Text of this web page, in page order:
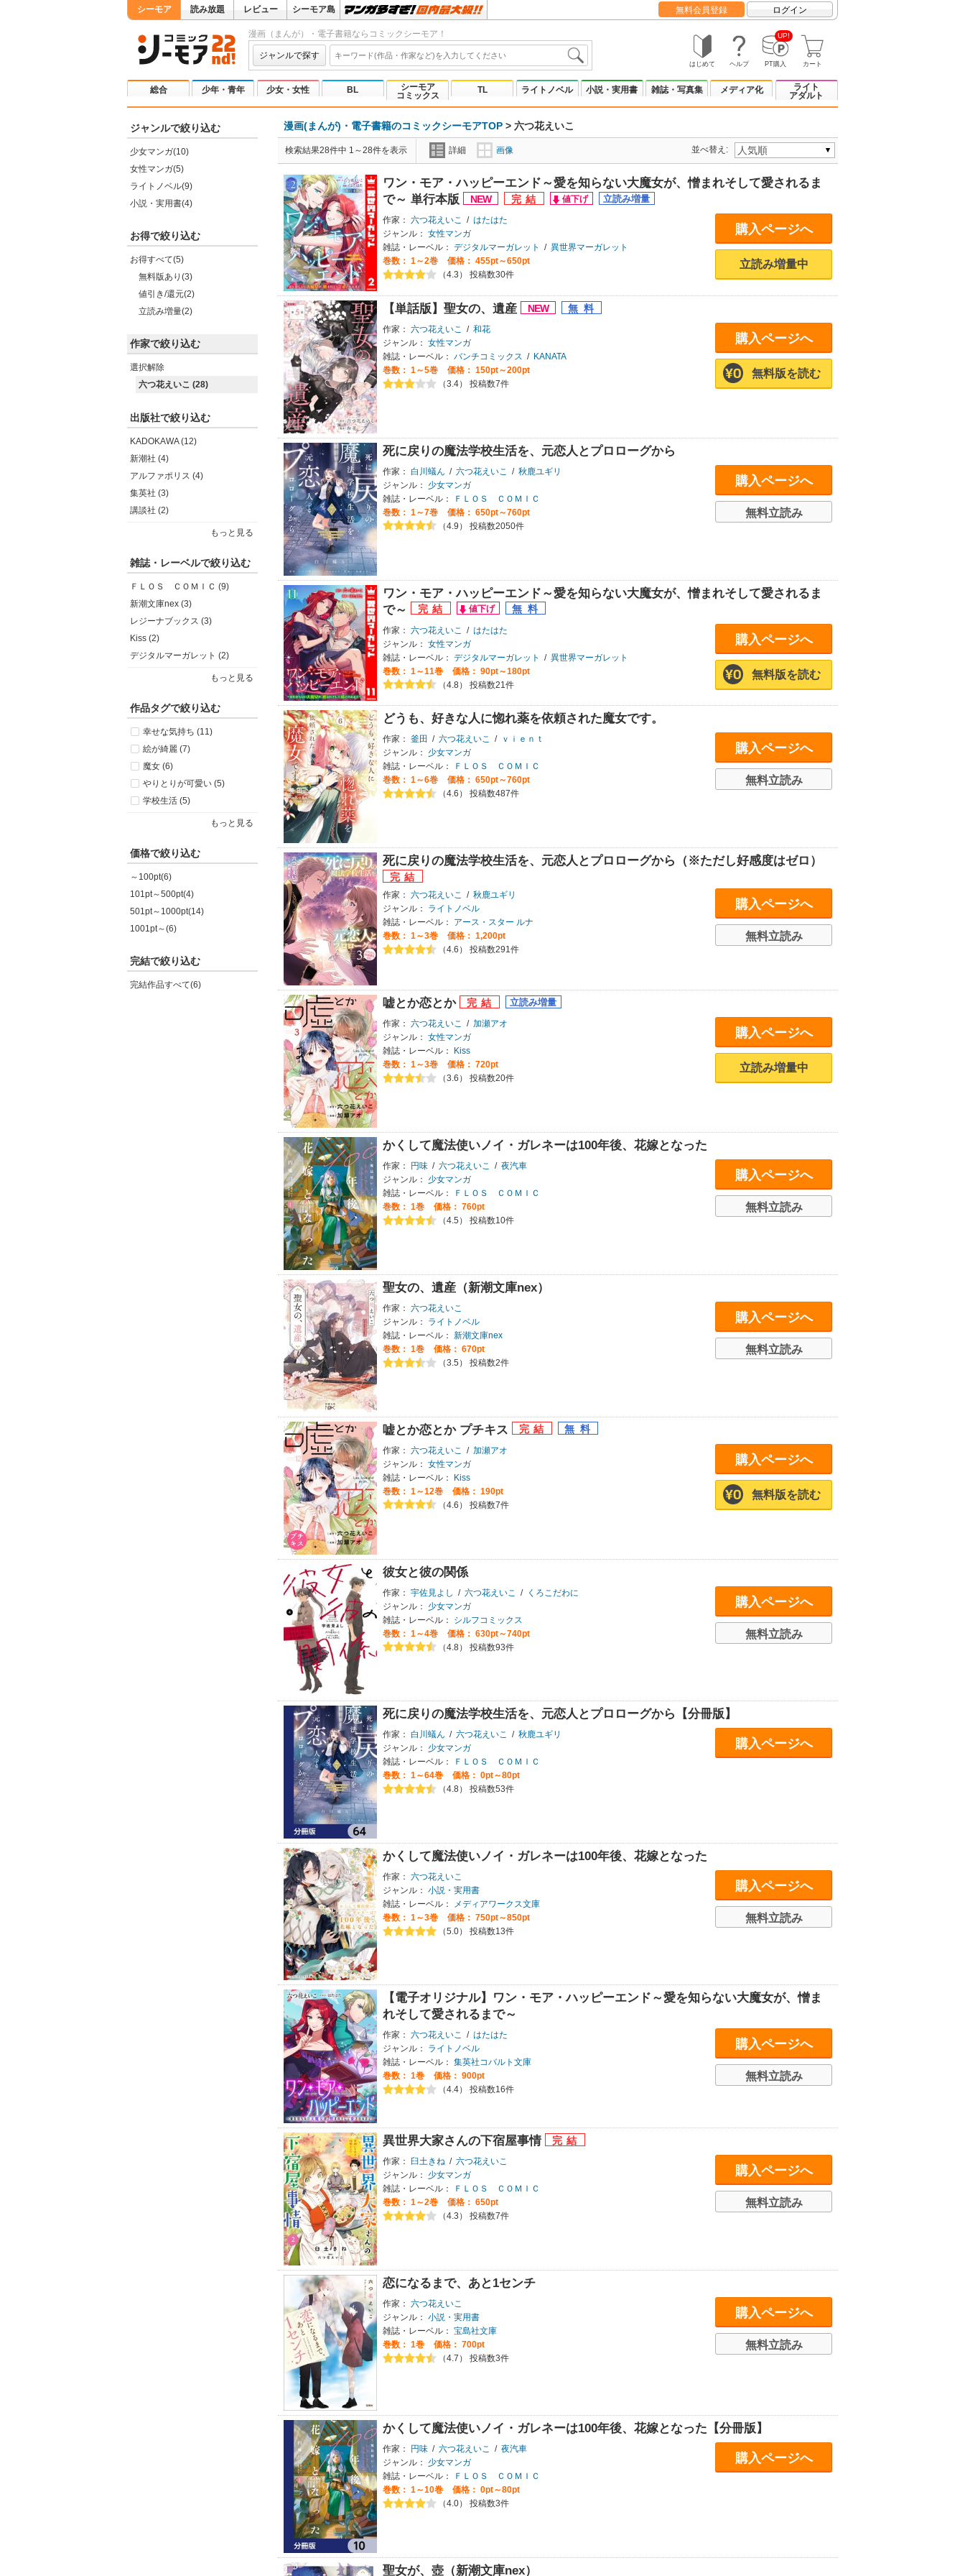
シーモア 読み放題 レビュー シーモア島 無料会員登録 ログイン
漫画（まんが）・電子書籍ならコミックシーモア！
ジャンルで探す
はじめて ヘルプ
UP!
PT購入 カート
総合 少年・青年 少女・女性 BL
シーモア
コミックス
TL ライトノベル 小説・実用書 雑誌・写真集 メディア化
ライト
アダルト
ジャンルで絞り込む
少女マンガ(10)
女性マンガ(5)
ライトノベル(9)
小説・実用書(4)
お得で絞り込む
お得すべて(5)
無料版あり(3)
値引き/還元(2)
立読み増量(2)
作家で絞り込む
選択解除
六つ花えいこ (28)
出版社で絞り込む
KADOKAWA (12)
新潮社 (4)
アルファポリス (4)
集英社 (3)
講談社 (2)
もっと見る
雑誌・レーベルで絞り込む
ＦＬＯＳ ＣＯＭＩＣ (9)
新潮文庫nex (3)
レジーナブックス (3)
Kiss (2)
デジタルマーガレット (2)
もっと見る
作品タグで絞り込む
幸せな気持ち (11)
絵が綺麗 (7)
魔女 (6)
やりとりが可愛い (5)
学校生活 (5)
もっと見る
価格で絞り込む
～100pt(6)
101pt～500pt(4)
501pt～1000pt(14)
1001pt～(6)
完結で絞り込む
完結作品すべて(6)
漫画(まんが)・電子書籍のコミックシーモアTOP > 六つ花えいこ
検索結果28件中 1～28件を表示 詳細 画像 並べ替え:
ワン・モア・ハッピーエンド～愛を知らない大魔女が、憎まれそして愛されるま
で～ 単行本版
作家： 六つ花えいこ / はたはた
ジャンル： 女性マンガ
雑誌・レーベル： デジタルマーガレット / 異世界マーガレット
巻数： 1～2巻
価格： 455pt～650pt
（4.3） 投稿数30件
購入ページへ
立読み増量中
【単話版】聖女の、遺産
作家： 六つ花えいこ / 和花
ジャンル： 女性マンガ
雑誌・レーベル： バンチコミックス / KANATA
巻数： 1～5巻
価格： 150pt～200pt
（3.4） 投稿数7件
購入ページへ
無料版を読む
死に戻りの魔法学校生活を、元恋人とプロローグから
作家： 白川蟻ん / 六つ花えいこ / 秋鹿ユギリ
ジャンル：
少女マンガ
雑誌・レーベル：
ＦＬＯＳ ＣＯＭＩＣ
巻数： 1～7巻
価格： 650pt～760pt
（4.9） 投稿数2050件
購入ページへ
無料立読み
ワン・モア・ハッピーエンド～愛を知らない大魔女が、憎まれそして愛されるま
で～
作家： 六つ花えいこ / はたはた
ジャンル： 女性マンガ
雑誌・レーベル： デジタルマーガレット / 異世界マーガレット
巻数： 1～11巻
価格： 90pt～180pt
（4.8） 投稿数21件
購入ページへ
無料版を読む
どうも、好きな人に惚れ薬を依頼された魔女です。
作家： 釜田 / 六つ花えいこ /
ｖｉｅｎｔ
ジャンル：
少女マンガ
雑誌・レーベル：
ＦＬＯＳ ＣＯＭＩＣ
巻数： 1～6巻
価格： 650pt～760pt
（4.6） 投稿数487件
購入ページへ
無料立読み
死に戻りの魔法学校生活を、元恋人とプロローグから（※ただし好感度はゼロ）
作家： 六つ花えいこ / 秋鹿ユギリ
ジャンル：
ライトノベル
雑誌・レーベル：
アース・スター ルナ
巻数： 1～3巻
価格： 1,200pt
（4.6） 投稿数291件
購入ページへ
無料立読み
嘘とか恋とか
作家： 六つ花えいこ / 加瀬アオ
ジャンル： 女性マンガ
雑誌・レーベル：
Kiss
巻数： 1～3巻
価格： 720pt
（3.6） 投稿数20件
購入ページへ
立読み増量中
かくして魔法使いノイ・ガレネーは100年後、花嫁となった
作家： 円味 / 六つ花えいこ / 夜汽車
ジャンル：
少女マンガ
雑誌・レーベル：
ＦＬＯＳ ＣＯＭＩＣ
巻数： 1巻
価格： 760pt
（4.5） 投稿数10件
購入ページへ
無料立読み
聖女の、遺産（新潮文庫nex）
作家： 六つ花えいこ
ジャンル：
ライトノベル
雑誌・レーベル： 新潮文庫nex
巻数： 1巻
価格： 670pt
（3.5） 投稿数2件
購入ページへ
無料立読み
嘘とか恋とか プチキス
作家： 六つ花えいこ / 加瀬アオ
ジャンル： 女性マンガ
雑誌・レーベル：
Kiss
巻数： 1～12巻
価格： 190pt
（4.6） 投稿数7件
購入ページへ
無料版を読む
彼女と彼の関係
作家： 宇佐見よし / 六つ花えいこ /
くろこだわに
ジャンル：
少女マンガ
雑誌・レーベル：
シルフコミックス
巻数： 1～4巻
価格： 630pt～740pt
（4.8） 投稿数93件
購入ページへ
無料立読み
死に戻りの魔法学校生活を、元恋人とプロローグから【分冊版】
作家： 白川蟻ん / 六つ花えいこ / 秋鹿ユギリ
ジャンル：
少女マンガ
雑誌・レーベル：
ＦＬＯＳ ＣＯＭＩＣ
巻数： 1～64巻
価格： 0pt～80pt
（4.8） 投稿数53件
購入ページへ
かくして魔法使いノイ・ガレネーは100年後、花嫁となった
作家： 六つ花えいこ
ジャンル： 小説・実用書
雑誌・レーベル：
メディアワークス文庫
巻数： 1～3巻
価格： 750pt～850pt
（5.0） 投稿数13件
購入ページへ
無料立読み
【電子オリジナル】ワン・モア・ハッピーエンド～愛を知らない大魔女が、憎ま
れそして愛されるまで～
作家： 六つ花えいこ / はたはた
ジャンル：
ライトノベル
雑誌・レーベル： 集英社コバルト文庫
巻数： 1巻
価格： 900pt
（4.4） 投稿数16件
購入ページへ
無料立読み
異世界大家さんの下宿屋事情
作家： 臼土きね / 六つ花えいこ
ジャンル：
少女マンガ
雑誌・レーベル：
ＦＬＯＳ ＣＯＭＩＣ
巻数： 1～2巻
価格： 650pt
（4.3） 投稿数7件
購入ページへ
無料立読み
恋になるまで、あと1センチ
作家： 六つ花えいこ
ジャンル： 小説・実用書
雑誌・レーベル： 宝島社文庫
巻数： 1巻
価格： 700pt
（4.7） 投稿数3件
購入ページへ
無料立読み
かくして魔法使いノイ・ガレネーは100年後、花嫁となった【分冊版】
作家： 円味 / 六つ花えいこ / 夜汽車
ジャンル：
少女マンガ
雑誌・レーベル：
ＦＬＯＳ ＣＯＭＩＣ
巻数： 1～10巻
価格： 0pt～80pt
（4.0） 投稿数3件
購入ページへ
聖女が、壺（新潮文庫nex）